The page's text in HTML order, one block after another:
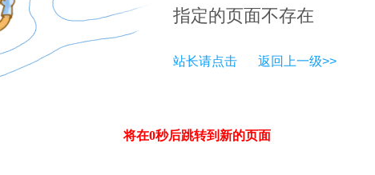
指定的页面不存在
站长请点击 返回上一级>>